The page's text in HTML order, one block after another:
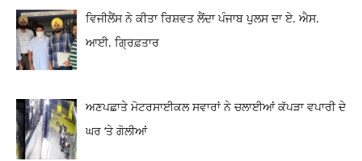
ਵਿਜੀਲੈਂਸ ਨੇ ਕੀਤਾ ਰਿਸ਼ਵਤ ਲੈਂਦਾ ਪੰਜਾਬ ਪੁਲਸ ਦਾ ਏ. ਐਸ.
ਆਈ. ਗ੍ਰਿਫ਼ਤਾਰ
ਅਣਪਛਾਤੇ ਮੋਟਰਸਾਈਕਲ ਸਵਾਰਾਂ ਨੇ ਚਲਾਈਆਂ ਕੱਪੜਾ ਵਪਾਰੀ ਦੇ
ਘਰ ‘ਤੇ ਗੋਲੀਆਂ